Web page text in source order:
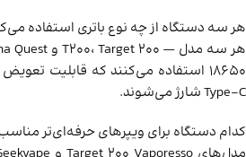
هر سه دستگاه از چه نوع باتری استفاده
18650 استفاده می‌کنند که قابلیت
Type-C شارژ می‌شوند.
کدام دستگاه برای ویپرهای حرفه‌ای‌تر